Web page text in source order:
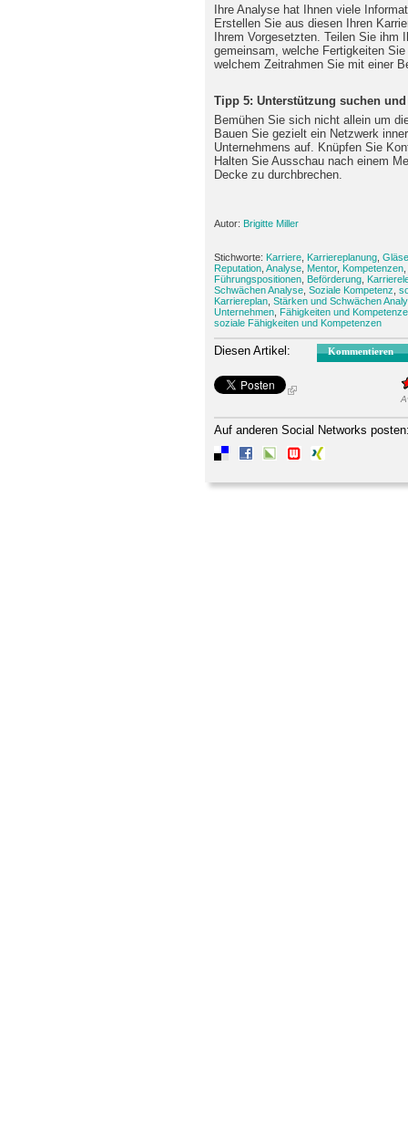
Ihre Analyse hat Ihnen viele
Erstellen Sie aus diesen Ihren
Ihrem Vorgesetzten. Teilen Sie ihm
gemeinsam, welche Fertigkeiten
welchem Zeitrahmen Sie mit einer
Tipp 5: Unterstützung suchen
Bemühen Sie sich nicht allein um
Bauen Sie gezielt ein Netzwerk
Unternehmens auf. Knüpfen Sie
Halten Sie Ausschau nach einem
Decke zu durchbrechen.
Autor: Brigitte Miller
Stichworte: Karriere Karriereplanung
Reputation Analyse Mentor, Kompetenzen
Führungspositionen Beförderung
Schwächen Analyse Soziale Kompetenz
Karriereplan Stärken und Schwächen
Unternehmen Fähigkeiten und
soziale Fähigkeiten und Kompetenzen
Diesen Artikel: Kommentieren
Auf anderen Social Networks